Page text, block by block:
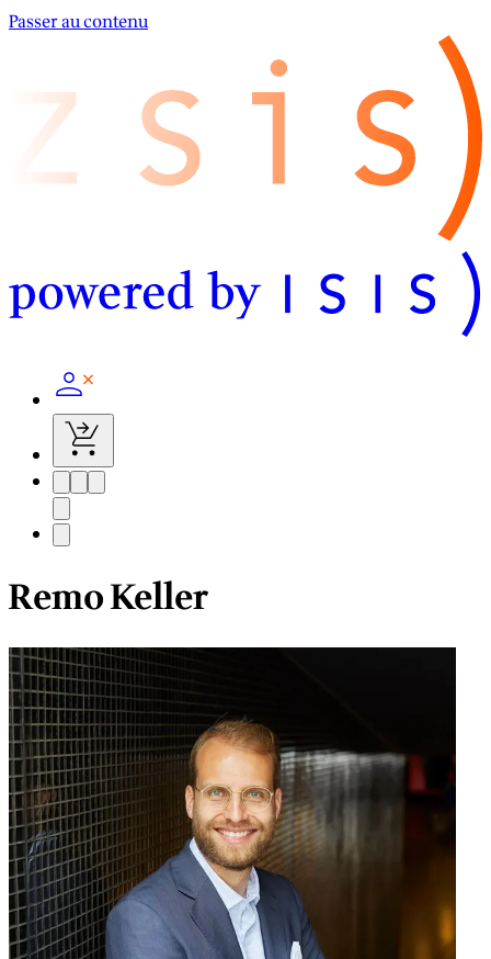
Passer au contenu
Remo Keller